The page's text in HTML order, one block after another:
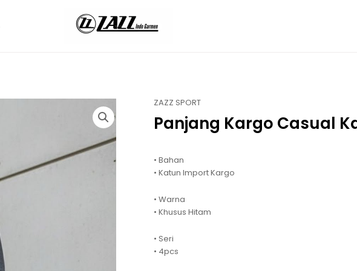
ZAZZ SPORT
Panjang Kargo Casual
• Bahan
• Katun Import Kargo
• Warna
• Khusus Hitam
• Seri
• 4pcs